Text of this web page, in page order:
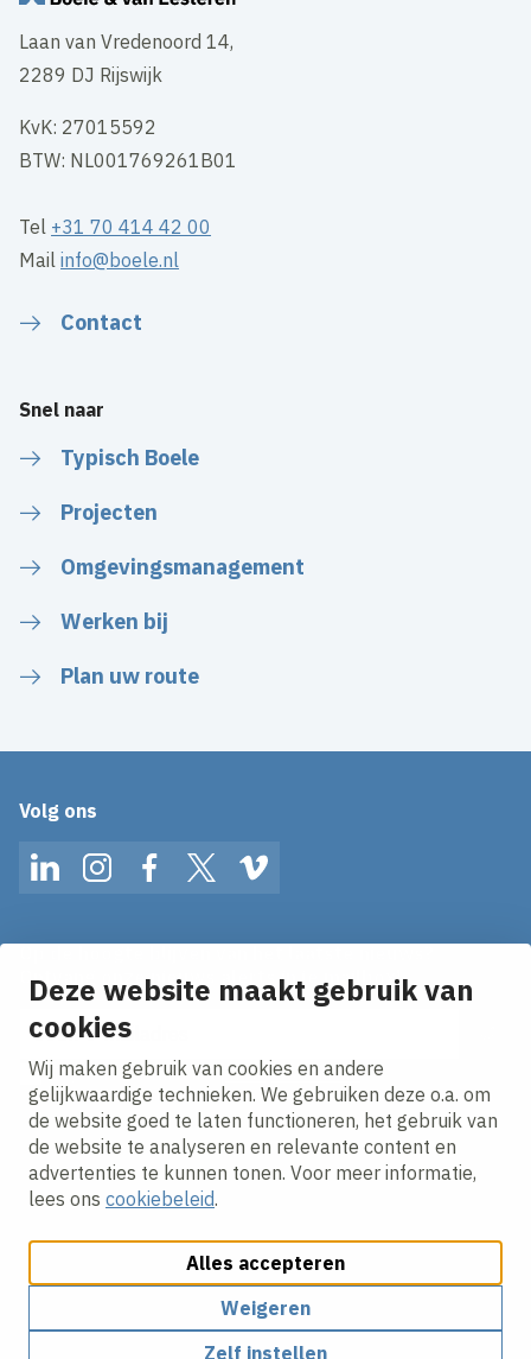
Deze website maakt gebruik van
cookies
Wij maken gebruik van cookies en andere
gelijkwaardige technieken. We gebruiken deze o.a. om
de website goed te laten functioneren, het gebruik van
de website te analyseren en relevante content en
advertenties te kunnen tonen. Voor meer informatie,
lees ons cookiebeleid.
Alles accepteren
Weigeren
Zelf instellen
Laan van Vredenoord 14,
2289 DJ Rijswijk
KvK: 27015592
BTW: NL001769261B01
Tel +31 70 414 42 00
Mailinfo@boele.nl
Contact
Snel naar
Typisch Boele
Projecten
Omgevingsmanagement
Werken bij
Plan uw route
Volg ons
LinkedInInstagramFacebookTwitterVimeo
Ontvang onze nieuws alerts in je mailbox!
E-mailadres
Ik ga akkoord met hetprivacy statement.
Cookies aanpassenCookie beleidPrivacy policy
Algemene inkoopvoorwaarden